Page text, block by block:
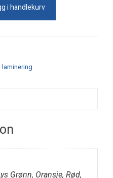
i handlekurv
laminering
Grønn, Oransje, Rød,